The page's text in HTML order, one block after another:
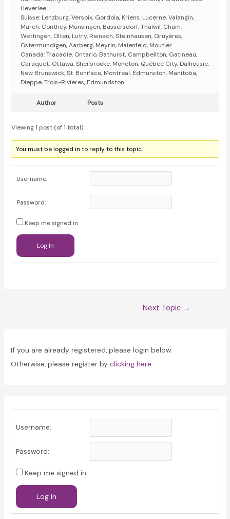
Heverlee.
Suisse: Lenzburg, Versoix, Gordola, Kriens, Lucerne, Valangin,
March, Conthey, Münsingen, Bassersdorf, Thalwil, Cham,
Wettingen, Olten, Lutry, Reinach, Steinhausen, Gruyères,
Ostermundigen, Aarberg, Meyrin, Maienfeld, Moutier.
Canada: Tracadie, Ontario, Bathurst, Campbellton, Gatineau,
Caraquet, Ottawa, Sherbrooke, Moncton, Québec City, Dalhousie,
New Brunswick, St. Boniface, Montreal, Edmunston, Manitoba,
Dieppe, Trois-Rivieres, Edmundston.
Author Posts
Viewing 1 post (of 1 total)
You must be logged in to reply to this topic.
Username:
Password:
Keep me signed in
Log In
Next Topic →
If you are already registered, please login below.
Otherwise, please register byclicking here
Username:
Password:
Keep me signed in
Log In